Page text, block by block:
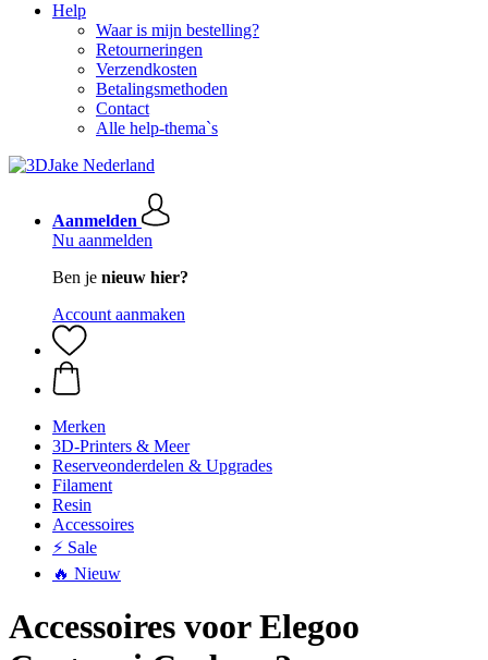
Help
Waar is mijn bestelling?
Retourneringen
Verzendkosten
Betalingsmethoden
Contact
Alle help-thema`s
Aanmelden
Nu aanmelden
Ben je nieuw hier?
Account aanmaken
Merken
3D-Printers & Meer
Reserveonderdelen & Upgrades
Filament
Resin
Accessoires
⚡ Sale
🔥 Nieuw
Accessoires voor Elegoo